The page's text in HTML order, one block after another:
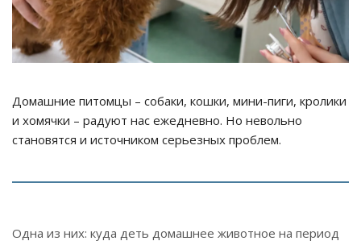
Домашние питомцы – собаки, кошки, мини-пиги, кролики
и хомячки – радуют нас ежедневно. Но невольно
становятся и источником серьезных проблем.
Одна из них: куда деть домашнее животное на период